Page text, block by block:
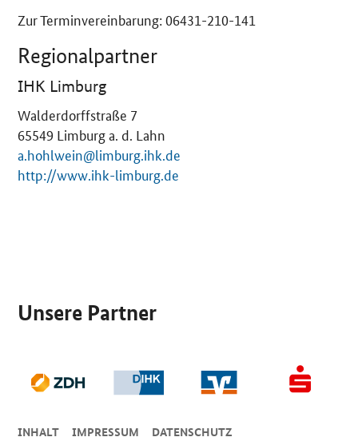
Zur Terminvereinbarung: 06431-210-141
Regionalpartner
IHK Limburg
Walderdorffstraße 7
65549 Limburg a. d. Lahn
a.hohlwein@limburg.ihk.de
http://www.ihk-limburg.de
Unsere Partner
INHALT IMPRESSUM
DA­TEN­SCHUTZ